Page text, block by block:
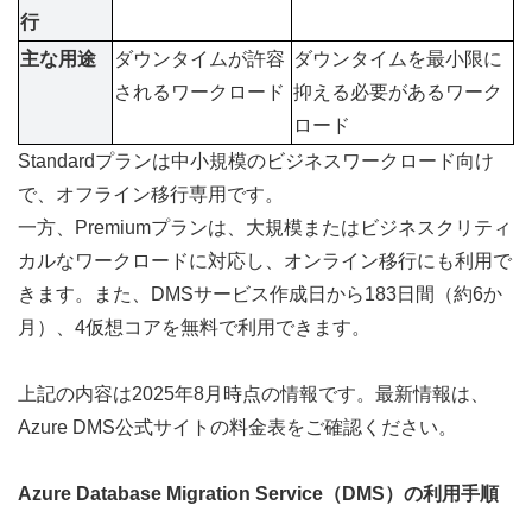
行
主な用途
ダウンタイムが許容
されるワークロード
ダウンタイムを最小限に
抑える必要があるワーク
ロード
Standardプランは中小規模のビジネスワークロード向け
で、オフライン移行専用です。
一方、Premiumプランは、大規模またはビジネスクリティ
カルなワークロードに対応し、オンライン移行にも利用で
きます。また、DMSサービス作成日から183日間（約6か
月）、4仮想コアを無料で利用できます。
上記の内容は2025年8月時点の情報です。最新情報は、
Azure DMS公式サイト の料金表をご確認ください。
Azure Database Migration Service（DMS）の利用手順